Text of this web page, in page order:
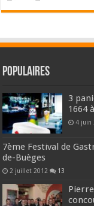
Populaires
3
1664
4 juin
7ème Festival de
de-Buèges
2 juillet 2012 13